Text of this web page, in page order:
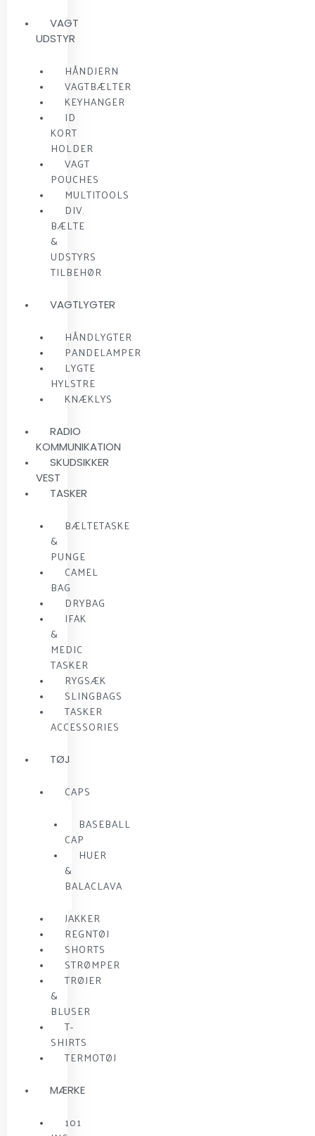
VAGT
UDSTYR
HÅNDJERN
VAGTBÆLTER
KEYHANGER
ID
KORT
HOLDER
VAGT
POUCHES
MULTITOOLS
DIV.
BÆLTE
&
UDSTYRS
TILBEHØR
VAGTLYGTER
HÅNDLYGTER
PANDELAMPER
LYGTE
HYLSTRE
KNÆKLYS
RADIO
KOMMUNIKATION
SKUDSIKKER
VEST
TASKER
BÆLTETASKE
&
PUNGE
CAMEL
BAG
DRYBAG
IFAK
&
MEDIC
TASKER
RYGSÆK
SLINGBAGS
TASKER
ACCESSORIES
TØJ
CAPS
BASEBALL
CAP
HUER
&
BALACLAVA
JAKKER
REGNTØJ
SHORTS
STRØMPER
TRØJER
&
BLUSER
T-
SHIRTS
TERMOTØJ
MÆRKE
101